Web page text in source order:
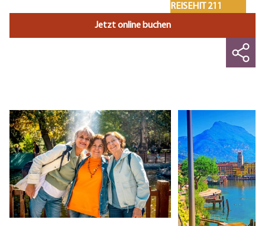
REISEHIT 211
Jetzt online buchen